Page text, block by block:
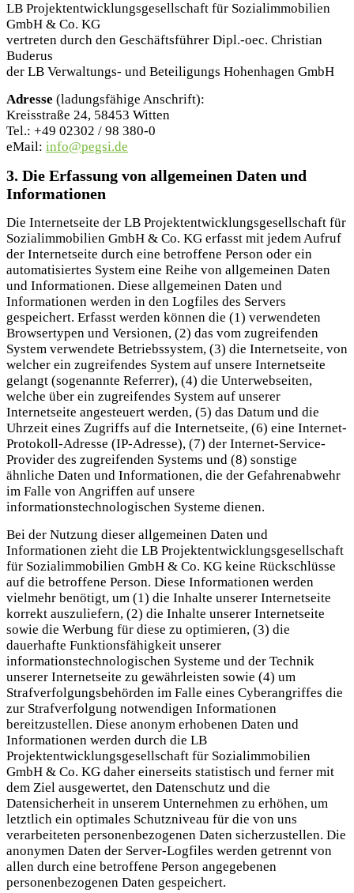
LB Projektentwicklungsgesellschaft für Sozialimmobilien
GmbH & Co. KG
vertreten durch den Geschäftsführer Dipl.-oec. Christian
Buderus
der LB Verwaltungs- und Beteiligungs Hohenhagen GmbH
Adresse (ladungsfähige Anschrift):
Kreisstraße 24, 58453 Witten
Tel.: +49 02302 / 98 380-0
eMail: info@pegsi.de
3. Die Erfassung von allgemeinen Daten und
Informationen
Die Internetseite der LB Projektentwicklungsgesellschaft für
Sozialimmobilien GmbH & Co. KG erfasst mit jedem Aufruf
der Internetseite durch eine betroffene Person oder ein
automatisiertes System eine Reihe von allgemeinen Daten
und Informationen. Diese allgemeinen Daten und
Informationen werden in den Logfiles des Servers
gespeichert. Erfasst werden können die (1) verwendeten
Browsertypen und Versionen, (2) das vom zugreifenden
System verwendete Betriebssystem, (3) die Internetseite, von
welcher ein zugreifendes System auf unsere Internetseite
gelangt (sogenannte Referrer), (4) die Unterwebseiten,
welche über ein zugreifendes System auf unserer
Internetseite angesteuert werden, (5) das Datum und die
Uhrzeit eines Zugriffs auf die Internetseite, (6) eine Internet-
Protokoll-Adresse (IP-Adresse), (7) der Internet-Service-
Provider des zugreifenden Systems und (8) sonstige
ähnliche Daten und Informationen, die der Gefahrenabwehr
im Falle von Angriffen auf unsere
informationstechnologischen Systeme dienen.
Bei der Nutzung dieser allgemeinen Daten und
Informationen zieht die LB Projektentwicklungsgesellschaft
für Sozialimmobilien GmbH & Co. KG keine Rückschlüsse
auf die betroffene Person. Diese Informationen werden
vielmehr benötigt, um (1) die Inhalte unserer Internetseite
korrekt auszuliefern, (2) die Inhalte unserer Internetseite
sowie die Werbung für diese zu optimieren, (3) die
dauerhafte Funktionsfähigkeit unserer
informationstechnologischen Systeme und der Technik
unserer Internetseite zu gewährleisten sowie (4) um
Strafverfolgungsbehörden im Falle eines Cyberangriffes die
zur Strafverfolgung notwendigen Informationen
bereitzustellen. Diese anonym erhobenen Daten und
Informationen werden durch die LB
Projektentwicklungsgesellschaft für Sozialimmobilien
GmbH & Co. KG daher einerseits statistisch und ferner mit
dem Ziel ausgewertet, den Datenschutz und die
Datensicherheit in unserem Unternehmen zu erhöhen, um
letztlich ein optimales Schutzniveau für die von uns
verarbeiteten personenbezogenen Daten sicherzustellen. Die
anonymen Daten der Server-Logfiles werden getrennt von
allen durch eine betroffene Person angegebenen
personenbezogenen Daten gespeichert.